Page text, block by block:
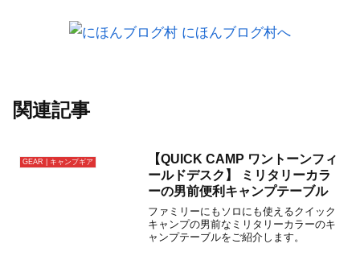
関連記事
GEAR | キャンプギア
【QUICK CAMP ワントーンフィ
ールドデスク】 ミリタリーカラ
ーの男前便利キャンプテーブル
ファミリーにもソロにも使えるクイック
キャンプの男前なミリタリーカラーのキ
ャンプテーブルをご紹介します。